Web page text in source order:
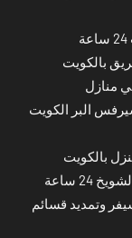
بالكويت
منازل
البر الكويت
بالكويت
ساعة
وتمديد قسائم